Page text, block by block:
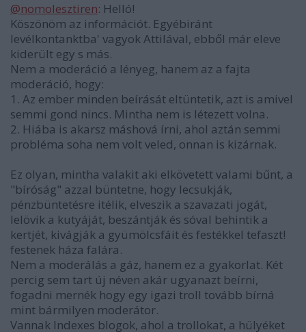
@nomolesztiren: Helló!
Köszönöm az információt. Egyébiránt
levélkontanktba' vagyok Attilával, ebből már eleve
kiderült egy s más.
Nem a moderáció a lényeg, hanem az a fajta
moderáció, hogy:
1. Az ember minden beírását eltüntetik, azt is amivel
semmi gond nincs. Mintha nem is létezett volna.
2. Hiába is akarsz máshová írni, ahol aztán semmi
probléma soha nem volt veled, onnan is kizárnak.
Ez olyan, mintha valakit aki elkövetett valami bűnt, a
"bíróság" azzal büntetne, hogy lecsukják,
pénzbüntetésre itélik, elveszik a szavazati jogát,
lelövik a kutyáját, beszántják és sóval behintik a
kertjét, kivágják a gyümölcsfáit és festékkel tefaszt!
festenek háza falára.
Nem a moderálás a gáz, hanem ez a gyakorlat. Két
percig sem tart új néven akár ugyanazt beírni,
fogadni mernék hogy egy igazi troll tovább bírná
mint bármilyen moderátor.
Vannak Indexes blogok, ahol a trollokat, a hülyéket